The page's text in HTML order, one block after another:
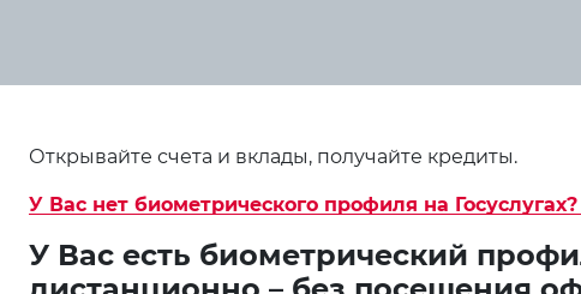
Открывайте счета и вклады, получайте кредиты.
У Вас нет биометрического профиля на
У Вас есть биометрический